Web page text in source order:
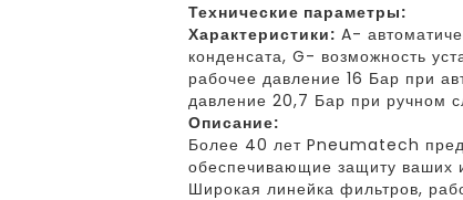
Технические параметры:
Характеристики: A-
конденсата, G- возможность
рабочее давление 16 Бар при
давление 20,7 Бар при ручном
Описание:
Более 40 лет Pneumatech
обеспечивающие защиту ваших
Широкая линейка фильтров,